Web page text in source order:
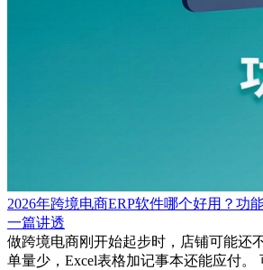
2026年跨境电商ERP软件哪个好用？功
一篇讲透
做跨境电商刚开始起步时，店铺可能还
单量少，Excel表格加记事本还能应付。